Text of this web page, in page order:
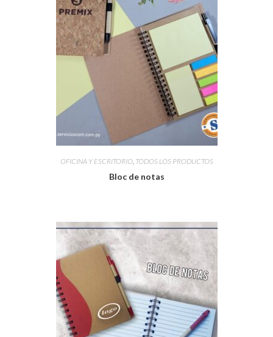
OFICINA Y ESCRITORIO, TODOS LOS PRODUCTOS
Bloc de notas